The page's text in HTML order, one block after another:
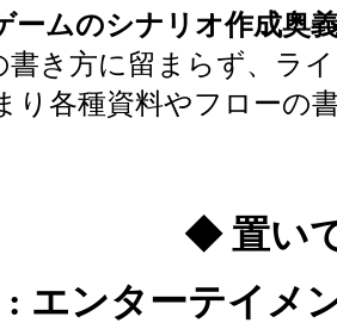
ームのシナリオ作成奥
書き方に留まらず、ラ
り各種資料やフローの
◆ 置い
: エンターテイメ